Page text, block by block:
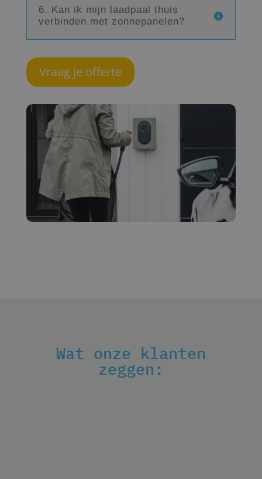
6. Kan ik mijn laadpaal thuis
verbinden met zonnepanelen?
Vraag je offerte
Wat onze klanten
zeggen: